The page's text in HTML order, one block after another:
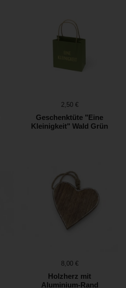
Preis:
2,50 €
Geschenktüte "Eine
Kleinigkeit" Wald Grün
Preis:
8,00 €
Holzherz mit
Aluminium-Rand